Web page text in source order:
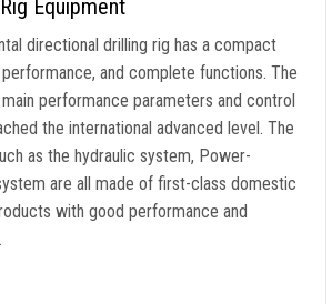
Equipment
directional drilling rig has a compact
, and complete functions. The
main performance parameters and control
the international advanced level. The
as the hydraulic system, Power-
are all made of first-class domestic
with good performance and